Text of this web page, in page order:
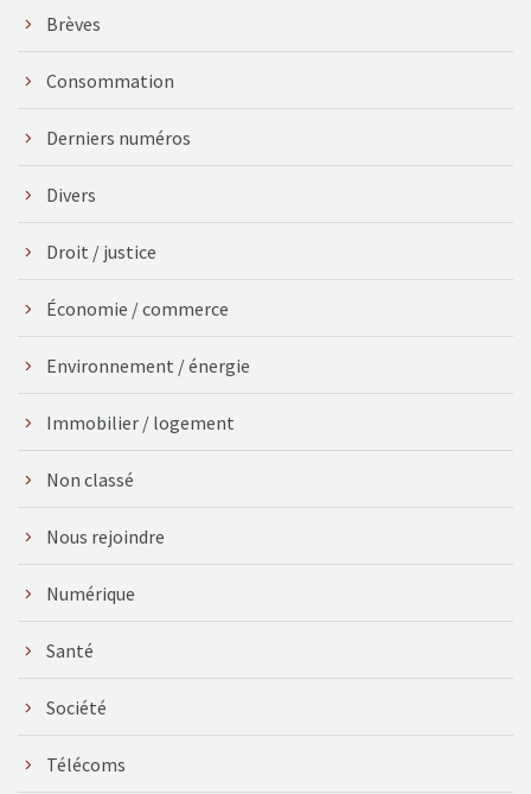
Brèves
Consommation
Derniers numéros
Divers
Droit / justice
Économie / commerce
Environnement / énergie
Immobilier / logement
Non classé
Nous rejoindre
Numérique
Santé
Société
Télécoms